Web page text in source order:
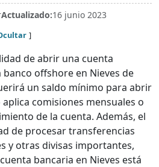
Actualizado:16 junio 2023
de abrir una cuenta
offshore en Nieves de
un saldo mínimo para abrir
comisiones mensuales o
de la cuenta. Además, el
de procesar transferencias
y otras divisas importantes,
bancaria en Nieves está